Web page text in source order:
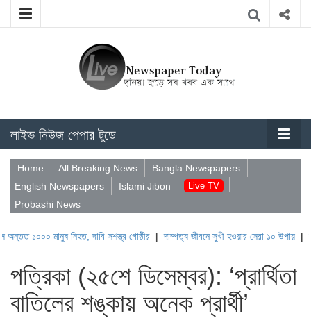
লাইভ নিউজ পেপার টুডে
Home All Breaking News
Bangla Newspapers
English Newspapers
Islami Jibon Live TV
Probashi News
মানুষ নিহত, দাবি সশস্ত্র গোষ্ঠীর|দাম্পত্য জীবনে সুখী হওয়ার সেরা ১০ উপায়|যশোরে
পত্রিকা (২৫শে ডিসেম্বর): ‘প্রার্থিতা
বাতিলের শঙ্কায় অনেক প্রার্থী’